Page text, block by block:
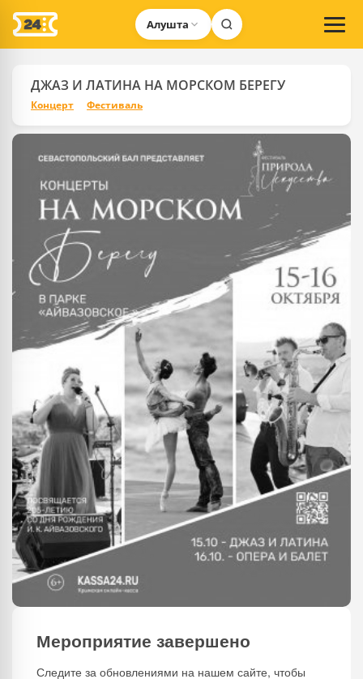
Алушта
ДЖАЗ И ЛАТИНА НА МОРСКОМ БЕРЕГУ
Концерт Фестиваль
Мероприятие завершено
Следите за обновлениями на нашем сайте, чтобы